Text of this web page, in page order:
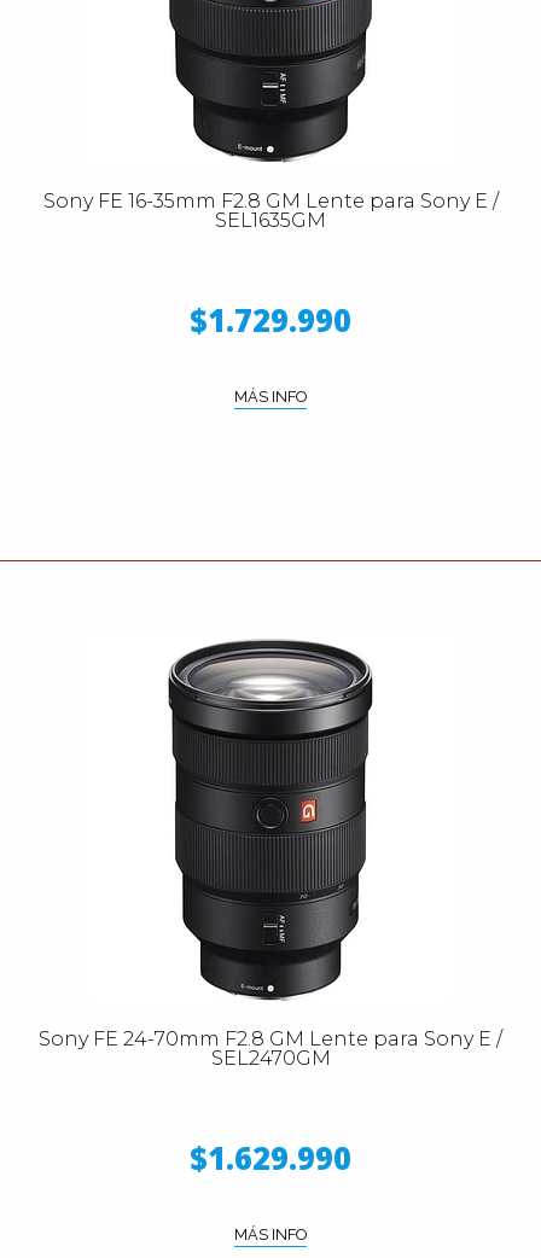
Sony FE 16-35mm F2.8 GM Lente para Sony E /
SEL1635GM
$1.729.990
MÁS INFO
Sony FE 24-70mm F2.8 GM Lente para Sony E /
SEL2470GM
$1.629.990
MÁS INFO